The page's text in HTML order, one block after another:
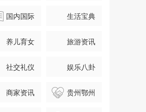
国内国际 生活宝典
养儿育女 旅游资讯
社交礼仪 娱乐八卦
商家资讯 贵州鄂州